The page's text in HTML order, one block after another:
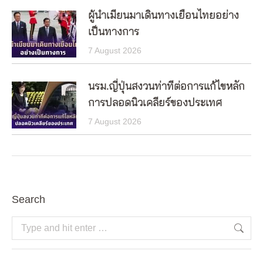
ผู้นำเมียนมาเดินทางเยือนไทยอย่าง
เป็นทางการ
7 August 2026
นรม.ญี่ปุ่นสงวนท่าทีต่อการแก้ไขหลัก
การปลอดนิวเคลียร์ของประเทศ
7 August 2026
Search
Search: